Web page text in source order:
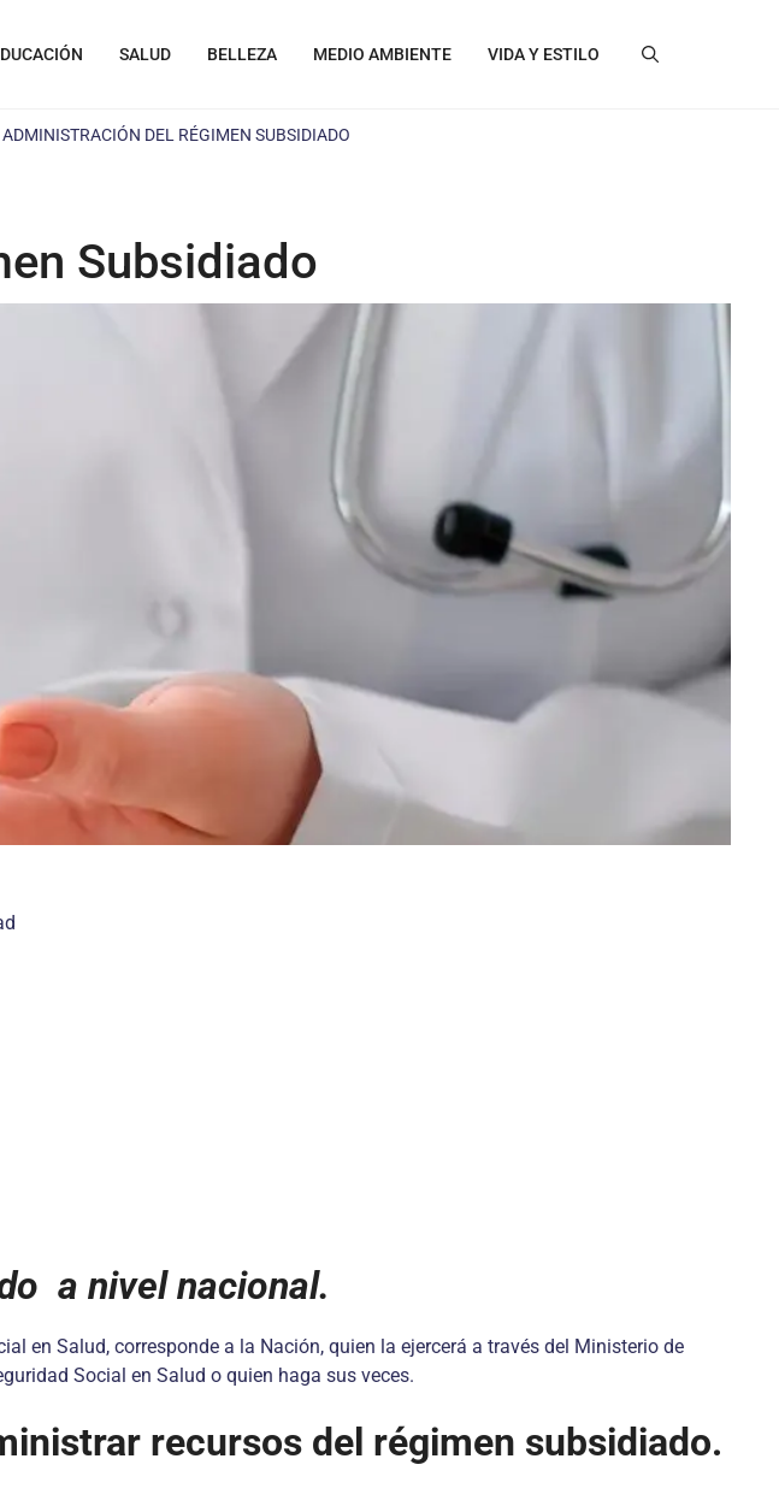
SALUD BELLEZA MEDIO AMBIENTE VIDA Y ESTILO
ADMINISTRACIÓN DEL RÉGIMEN SUBSIDIADO
Subsidiado
a nivel nacional.
en Salud, corresponde a la Nación, quien la ejercerá a través del Ministerio de
Social en Salud o quien haga sus veces.
recursos del régimen subsidiado.